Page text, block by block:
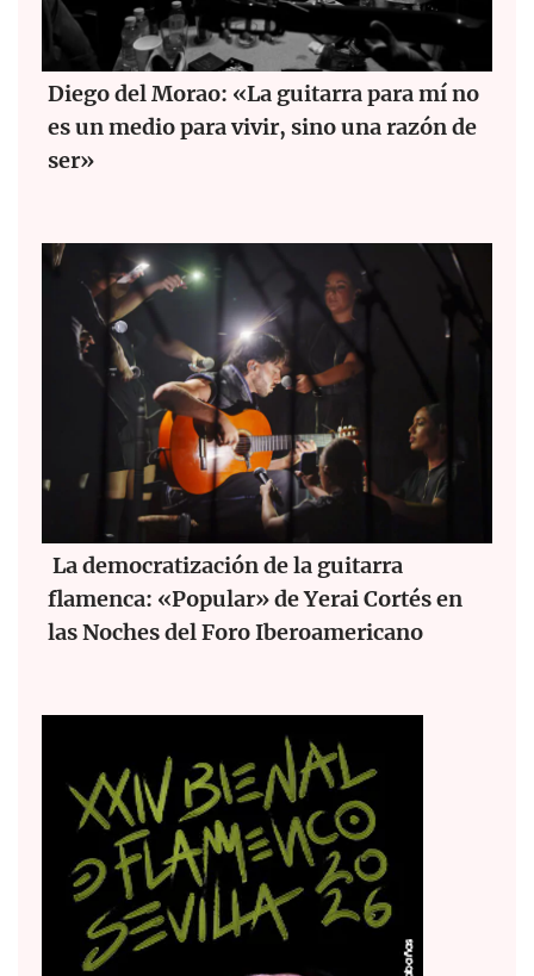
Diego del Morao: «La guitarra para mí no
es un medio para vivir, sino una razón de
ser»
La democratización de la guitarra
flamenca: «Popular» de Yerai Cortés en
las Noches del Foro Iberoamericano